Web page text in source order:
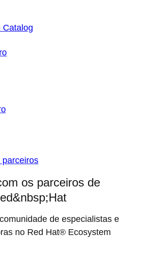
Catalog
parceiros
os parceiros de
de especialistas e
no Red Hat® Ecosystem